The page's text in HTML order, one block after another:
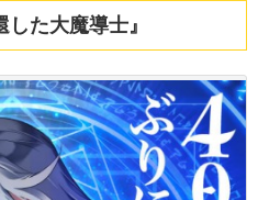
た大魔導士』